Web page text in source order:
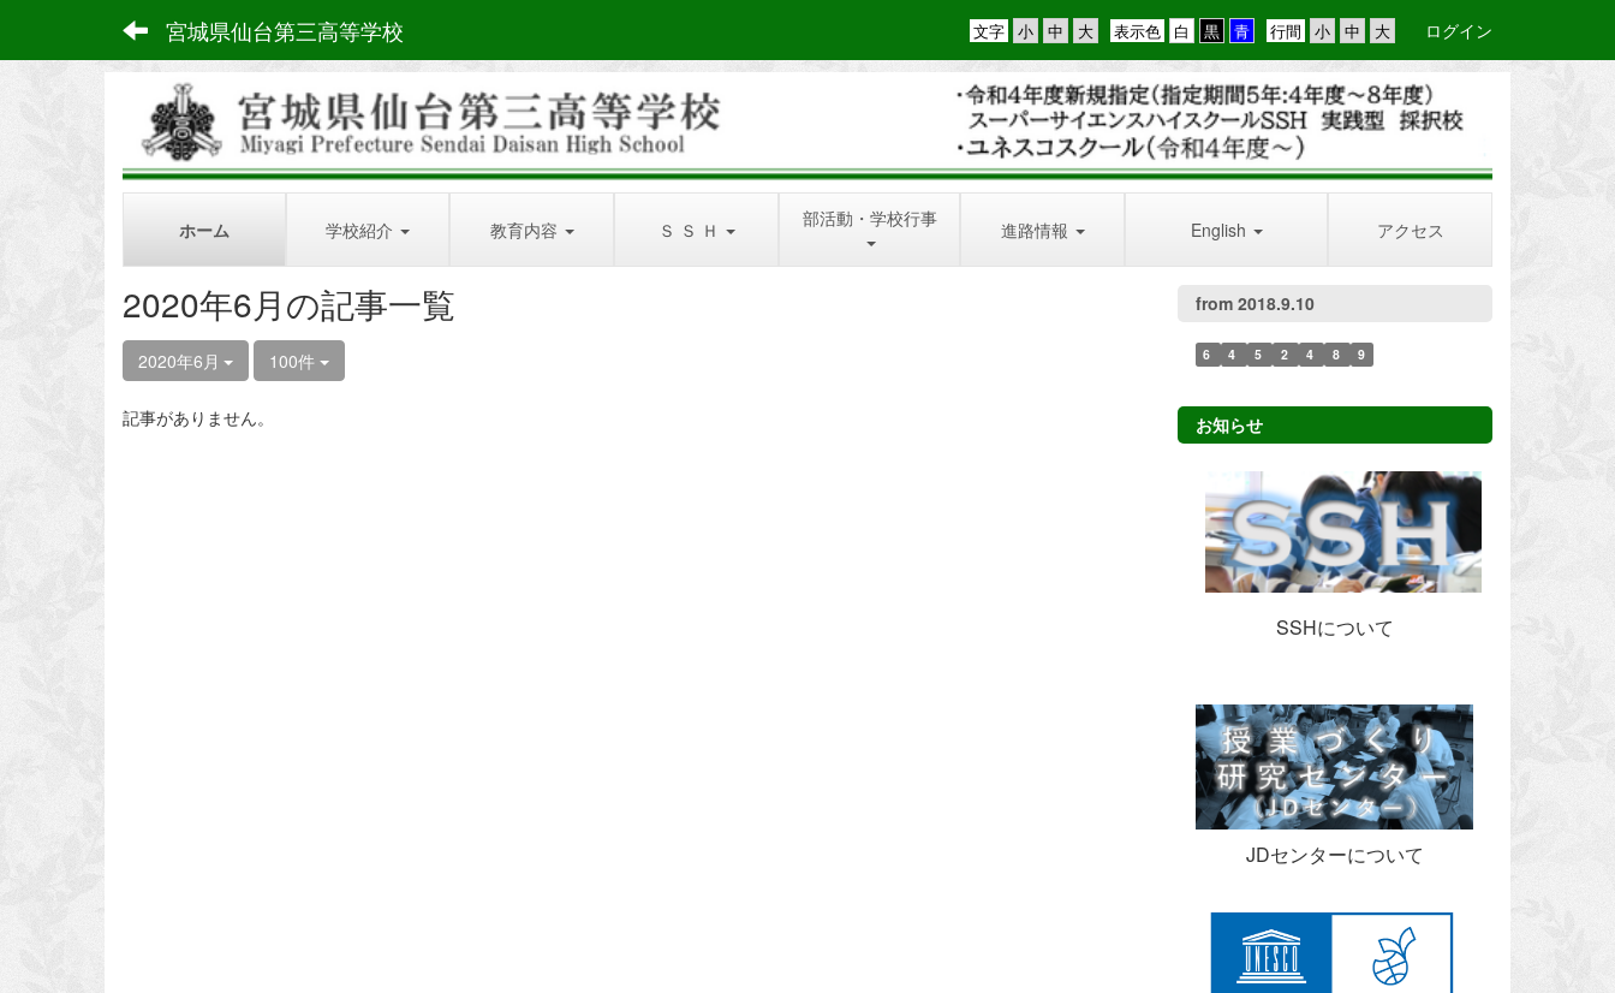
宮城県仙台第三高等学校 行間
表示色
文字 ログイン
ホーム 学校紹介 教育内容 Ｓ Ｓ Ｈ 部活動・学校行事 進路情報 English アクセス
2020年6月の記事一覧
2020年6月 100件
記事がありません。
from 2018.9.10
6 4 5 2 4 8 9
お知らせ
SSHについて
JDセンターについて